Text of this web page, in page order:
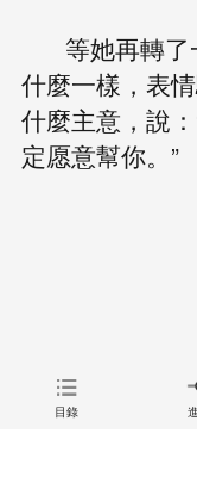
等她再轉
什麼一樣，表
什麼主意，說
定愿意幫你。”
目錄